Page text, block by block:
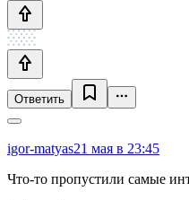
Ответить
igor-matyas21 мая в 23:45
Что-то пропустили самые